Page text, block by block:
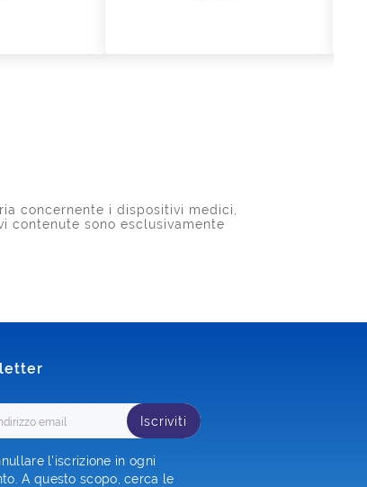
concernente i dispositivi medici,
contenute sono esclusivamente
Iscriviti
l'iscrizione in ogni
A questo scopo, cerca le